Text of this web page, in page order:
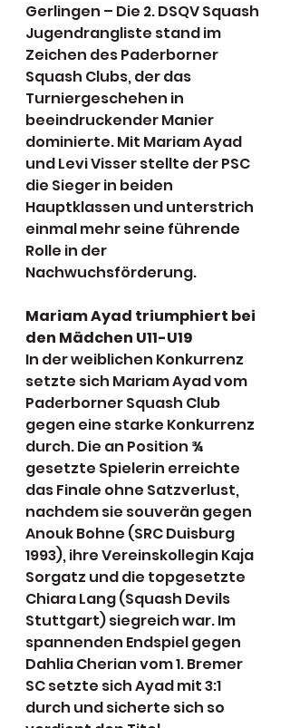
Gerlingen – Die 2. DSQV Squash
Jugendrangliste stand im
Zeichen des Paderborner
Squash Clubs, der das
Turniergeschehen in
beeindruckender Manier
dominierte. Mit Mariam Ayad
und Levi Visser stellte der PSC
die Sieger in beiden
Hauptklassen und unterstrich
einmal mehr seine führende
Rolle in der
Nachwuchsförderung.
Mariam Ayad triumphiert bei
den Mädchen U11-U19
In der weiblichen Konkurrenz
setzte sich Mariam Ayad vom
Paderborner Squash Club
gegen eine starke Konkurrenz
durch. Die an Position ¾
gesetzte Spielerin erreichte
das Finale ohne Satzverlust,
nachdem sie souverän gegen
Anouk Bohne (SRC Duisburg
1993), ihre Vereinskollegin Kaja
Sorgatz und die topgesetzte
Chiara Lang (Squash Devils
Stuttgart) siegreich war. Im
spannenden Endspiel gegen
Dahlia Cherian vom 1. Bremer
SC setzte sich Ayad mit 3:1
durch und sicherte sich so